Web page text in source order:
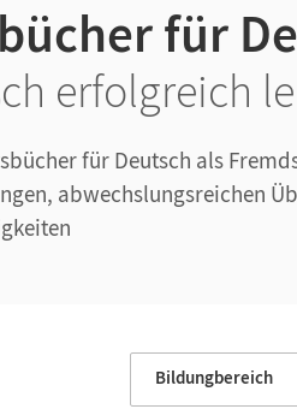
für
erfolgreich
für Deutsch als
abwechslungsreichen
Bildungbereich